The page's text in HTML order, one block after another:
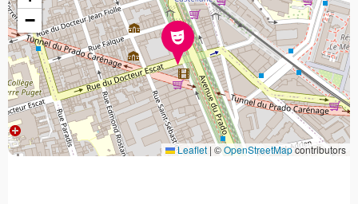
−
Leaflet | ©OpenStreetMapcontributors